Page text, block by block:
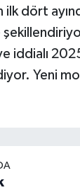
ilk dört
iddialı
Yeni